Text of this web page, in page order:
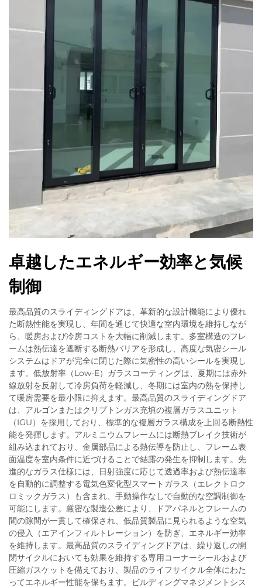
卓越したエネルギー効率と気候
制御
最高品質のスライディングドアは、革新的な設計機能により優れ
た断熱性能を実現し、年間を通じて快適な室内環境を維持しなが
ら、暖房および冷房コストを大幅に削減します。多室構造のフレ
ームは熱伝達を遮断する断熱バリアを形成し、高度な気密シール
システムはドアが完全に閉じた際に気密性の高いシールを実現し
ます。低放射率（Low-E）ガラスコーティングは、夏期には赤外
線放射を反射して冷房負荷を軽減し、冬期には室内の熱を保持し
て暖房需要を最小限に抑えます。最高品質のスライディングドア
は、アルゴンまたはクリプトンガス充填の複層ガラスユニット
（IGU）を採用しており、標準的な複層ガラス構成を上回る断熱性
能を発揮します。アルミニウムフレームには断熱ブレイク技術が
組み込まれており、金属部品による熱伝導を防止し、フレーム表
面温度を室内条件に近づけることで結露の発生を抑制します。先
進的なガラス仕様には、日射強度に応じて透過率および熱伝達率
を自動的に調整する電気色変化型スマートガラス（エレクトロク
ロミックガラス）も含まれ、手動操作なしで自動的な空調制御を
可能にします。厳密な製造公差により、ドアパネルとフレームの
間の隙間が一貫して確保され、低品質製品に見られるような空気
の侵入（エアインフィルトレーション）を防ぎ、エネルギー効率
を維持します。最高品質のスライディングドアは、繰り返しの開
閉サイクルにおいても効果を維持する専用コーナーシールおよび
圧縮ガスケットを備えており、製品のライフサイクル全体にわた
ってエネルギー性能を保ちます。ビルディングマネジメントシス